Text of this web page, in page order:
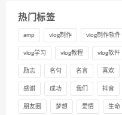
热门标签
amp vlog制作 vlog制作软件
vlog学习 vlog教程 vlog软件
励志 名句 名言 喜欢
感谢 成功 我们 抖音
朋友圈 梦想 爱情 生命